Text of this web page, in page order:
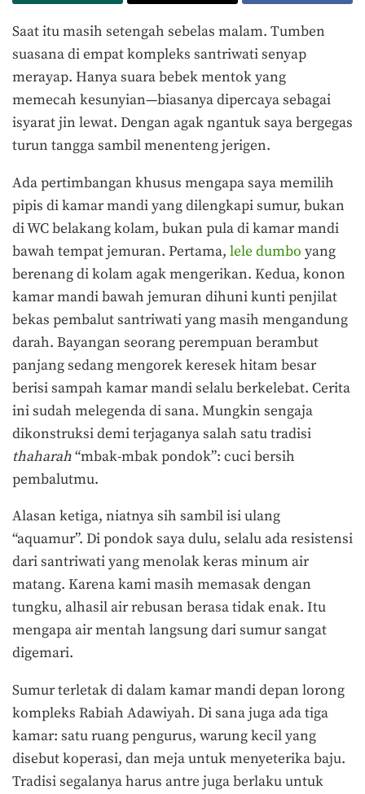
Saat itu masih setengah sebelas malam. Tumben
suasana di empat kompleks santriwati senyap
merayap. Hanya suara bebek mentok yang
memecah kesunyian—biasanya dipercaya sebagai
isyarat jin lewat. Dengan agak ngantuk saya bergegas
turun tangga sambil menenteng jerigen.
Ada pertimbangan khusus mengapa saya memilih
pipis di kamar mandi yang dilengkapi sumur, bukan
di WC belakang kolam, bukan pula di kamar mandi
bawah tempat jemuran. Pertama, lele dumbo yang
berenang di kolam agak mengerikan. Kedua, konon
kamar mandi bawah jemuran dihuni kunti penjilat
bekas pembalut santriwati yang masih mengandung
darah. Bayangan seorang perempuan berambut
panjang sedang mengorek keresek hitam besar
berisi sampah kamar mandi selalu berkelebat. Cerita
ini sudah melegenda di sana. Mungkin sengaja
dikonstruksi demi terjaganya salah satu tradisi
thaharah“mbak-mbak pondok”: cuci bersih
pembalutmu.
Alasan ketiga, niatnya sih sambil isi ulang
“aquamur”. Di pondok saya dulu, selalu ada resistensi
dari santriwati yang menolak keras minum air
matang. Karena kami masih memasak dengan
tungku, alhasil air rebusan berasa tidak enak. Itu
mengapa air mentah langsung dari sumur sangat
digemari.
Sumur terletak di dalam kamar mandi depan lorong
kompleks Rabiah Adawiyah. Di sana juga ada tiga
kamar: satu ruang pengurus, warung kecil yang
disebut koperasi, dan meja untuk menyeterika baju.
Tradisi segalanya harus antre juga berlaku untuk